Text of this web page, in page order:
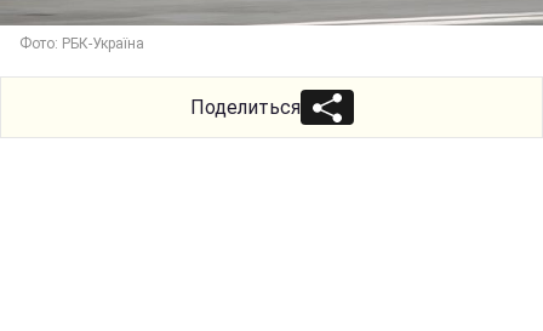
Фото: РБК-Україна
Поделиться